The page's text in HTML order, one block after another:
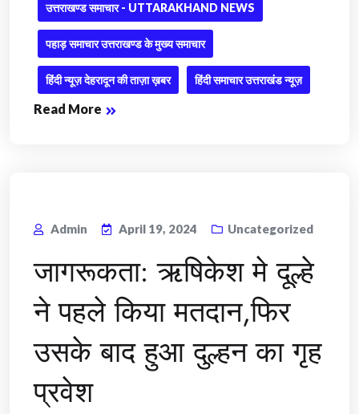
उत्तराखण्ड समाचार - UTTARAKHAND NEWS
पहाड़ समाचार उत्तराखण्ड के मुख्य समाचार
हिंदी न्यूज़ देहरादून की ताज़ा ख़बर हिंदी समाचार उत्तराखंड न्यूज़
Read More
Admin April 19, 2024 Uncategorized
जागरूकता: ऋषिकेश मे दूल्हे
ने पहले किया मतदान,फिर
उसके बाद हुआ दुल्हन का गृह
प्रवेश